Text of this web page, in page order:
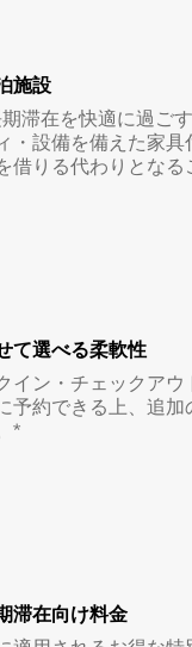
施⁠設
滞在を快適に過ご
・設備を備えた家
借りる代わりとなる
て選べる柔軟性
イン・チェックア
予約できる上、追加
*
滞在向け料金